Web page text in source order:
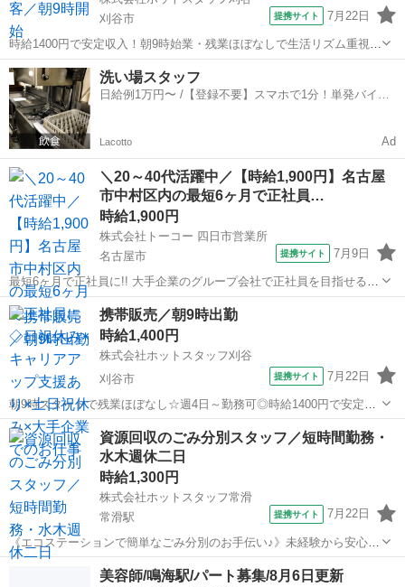
刈谷市
提携サイト 7月22日
時給1400円で安定収入！朝9時始業・残業ほぼなしで生活リズム重視の
方に最適 【仕事内容】
・・・・・・・・・・・・・・・・・・・・・・・・・・・・・・・
・・・・・・・・・ 大手携帯キャリアショップでの 販売・接客のお
仕...
愛知 刈谷市 その他
洗い場スタッフ
日給例1万円〜 /【登録不要】スマホで1分！単発バイト
Lacotto Ad
＼20～40代活躍中／【時給1,900円】名古屋
市中村区内の最短6ヶ月で正社員…
時給1,900円
株式会社トーコー 四日市営業所
名古屋市
提携サイト 7月9日
最短6ヶ月で正社員に!! 大手企業のグループ会社で正社員を目指せるお
仕事です。 〜お仕事内容〜 設備保全(電計) 保全計画に則した工事計
画・手配・工事管理 電計備品の管理 起業、修繕などの検討・見積など
設備故障時の緊急対応...
愛知 名古屋市 その他
携帯販売／朝9時出勤
時給1,400円
株式会社ホットスタッフ刈谷
刈谷市
提携サイト 7月22日
朝9時スタートで残業ほぼなし☆週4日～勤務可◎時給1400円で安定収
入 【仕事内容】
・・・・・・・・・・・・・・・・・・・・・・・・・・・・・・・
・・・・・・・・・ 大手携帯キャリアショップでの 販売・接客のお仕
事◎ ...
愛知 刈谷市 その他
資源回収のごみ分別スタッフ／短時間勤務・
水木週休二日
時給1,300円
株式会社ホットスタッフ常滑
常滑駅
提携サイト 7月22日
《エコステーションで簡単なごみ分別のお手伝い♪》未経験から安心し
てスタート/週休2日＆短時間勤務 ＼ホットスタッフ常滑が選ばれる理
常滑駅 その他
美容師/鳴海駅/パート募集/8月6日更新